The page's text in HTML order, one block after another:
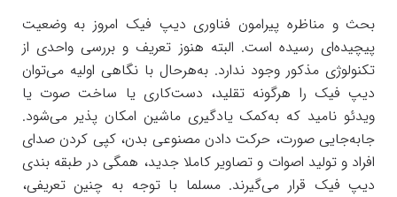
بحث و مناظره پیرامون فناوری دیپ فیک امروز به وضعیت
پیچیده‌ای رسیده است. البته هنوز تعریف و بررسی واحدی از
تکنولوژی مذکور وجود ندارد. به‌هرحال با نگاهی اولیه می‌توان
دیپ فیک را هرگونه تقلید، دست‌‌کاری یا ساخت صوت یا
ویدئو نامید که به‌کمک یادگیری ماشین امکان پذیر می‌شود.
جابه‌جایی صورت، حرکت دادن مصنوعی بدن، کپی کردن صدای
افراد و تولید اصوات و تصاویر کاملا جدید، همگی در طبقه بندی
دیپ فیک قرار می‌گیرند. مسلما با توجه به چنین تعریفی،